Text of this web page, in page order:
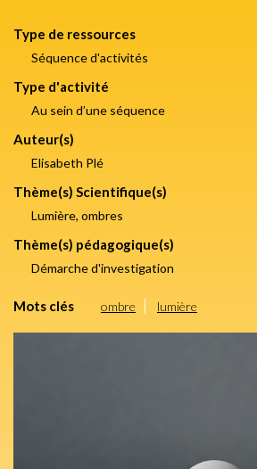
Type de ressources
Séquence d'activités
Type d'activité
Au sein d’une séquence
Auteur(s)
Elisabeth Plé
Thème(s) Scientifique(s)
Lumière, ombres
Thème(s) pédagogique(s)
Démarche d'investigation
Mots clés ombre lumière